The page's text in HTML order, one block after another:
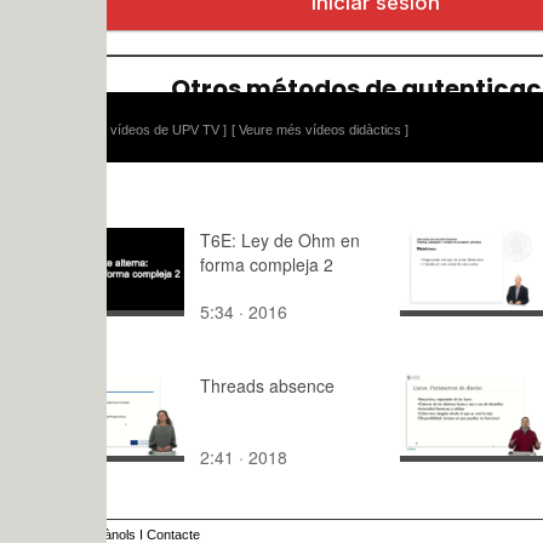
vídeos de UPV TV ] [ Veure més vídeos didàctics ]
T6E: Ley de Ohm en
forma compleja 2
5:34 · 2016
Valor
perpetua,
y variable
5:46 · 2011
Threads absence
2:41 · 2018
Ingeniería
4:13 · 2019